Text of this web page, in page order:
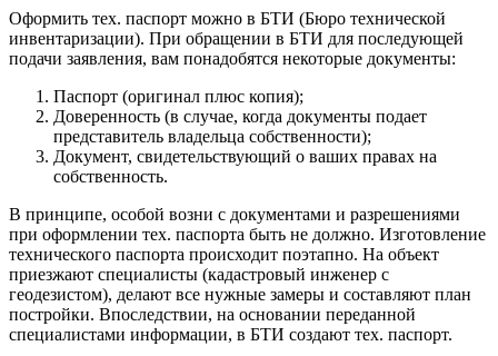
Оформить тех. паспорт можно в БТИ (Бюро технической
инвентаризации). При обращении в БТИ для последующей
подачи заявления, вам понадобятся некоторые документы:
Паспорт (оригинал плюс копия);
Доверенность (в случае, когда документы подает
представитель владельца собственности);
Документ, свидетельствующий о ваших правах на
собственность.
В принципе, особой возни с документами и разрешениями
при оформлении тех. паспорта быть не должно. Изготовление
технического паспорта происходит поэтапно. На объект
приезжают специалисты (кадастровый инженер с
геодезистом), делают все нужные замеры и составляют план
постройки. Впоследствии, на основании переданной
специалистами информации, в БТИ создают тех. паспорт.